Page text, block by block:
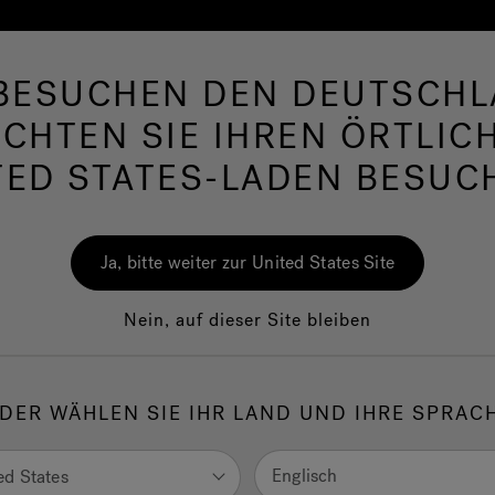
Swim Spas Bad Wellness
Lodge+
Hotels und Feriendörfern gewidmet ist. Mit anderen Worten,
entwickelt, um häufig und in guter Gesellschaft verwendet zu
DEN
SIE IHREN
STATES-LADEN
Ja, bitte weiter zur United States Site
Nein, auf dieser Site bleiben
WÄHLEN SIE IHR LAND UND IHRE
States Englisch